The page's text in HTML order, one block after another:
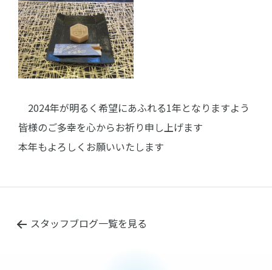
2024年が明るく希望にあふれる1年となりますよう
皆様のご多幸を心からお祈り申し上げます
本年もよろしくお願いいたします
スタッフブログ一覧を見る